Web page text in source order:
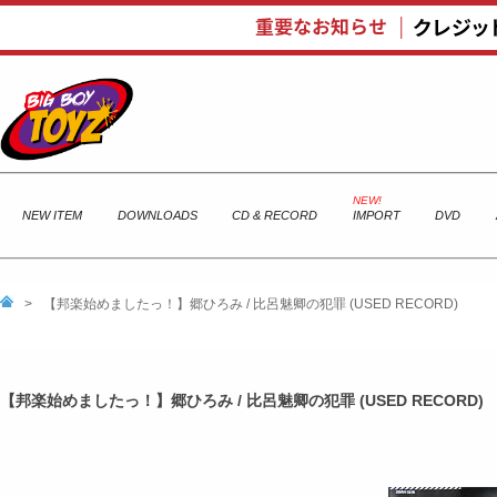
NEW ITEM DOWNLOADS CD & RECORD IMPORT DVD
> 【邦楽始めましたっ！】郷ひろみ / 比呂魅卿の犯罪 (USED RECORD)
【邦楽始めましたっ！】郷ひろみ / 比呂魅卿の犯罪 (USED RECORD)